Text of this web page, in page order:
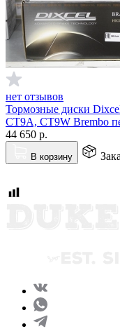
нет отзывов
Тормозные диски
CT9A, CT9W Brembo
44 650 р.
В корзину